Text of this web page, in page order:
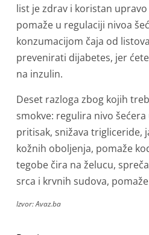
list je zdrav i koristan
pomaže u regulaciji nivoa
konzumacijom čaja od
prevenirati dijabetes, jer
na inzulin.
Deset razloga zbog kojih
smokve: regulira nivo
pritisak, snižava trigliceride,
kožnih oboljenja, pomaže
tegobe čira na želucu,
srca i krvnih sudova,
Izvor: Avaz.ba